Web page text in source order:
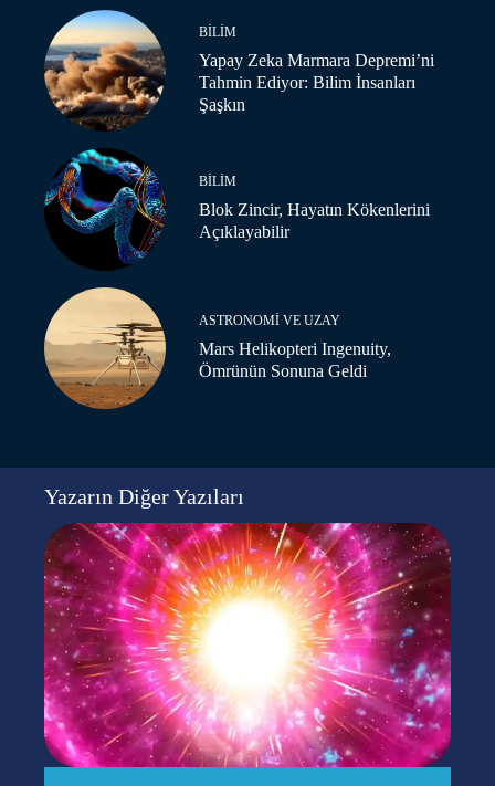
BILIM
Yapay Zeka Marmara Depremi’ni
Tahmin Ediyor: Bilim İnsanları
Şaşkın
BILIM
Blok Zincir, Hayatın Kökenlerini
Açıklayabilir
ASTRONOMI VE UZAY
Mars Helikopteri Ingenuity,
Ömrünün Sonuna Geldi
Yazarın Diğer Yazıları